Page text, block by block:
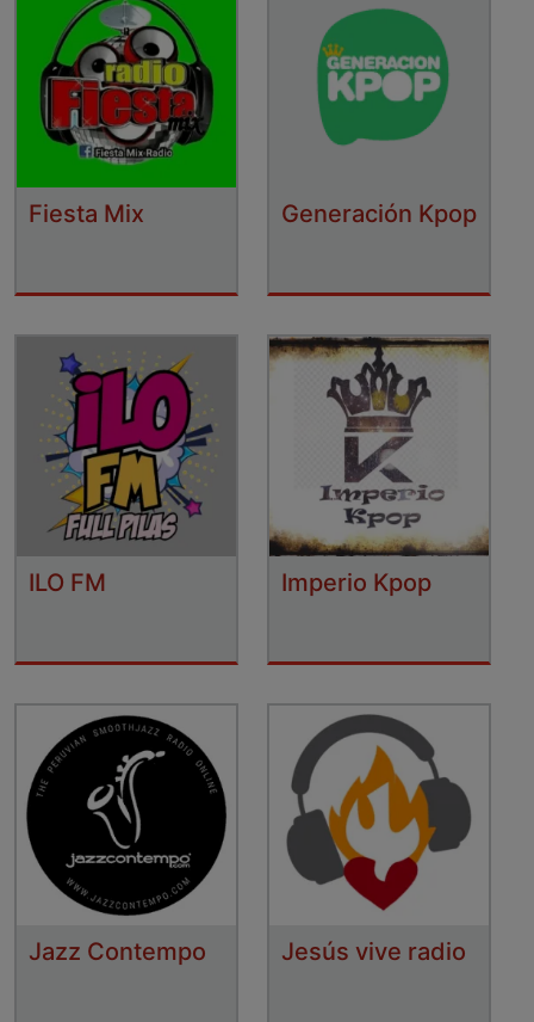
Fiesta Mix Generación Kpop
ILO FM Imperio Kpop
Jazz Contempo Jesús vive radio